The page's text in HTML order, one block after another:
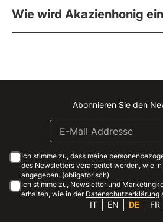
Wie wird Akazienhonig
Abonnieren Sie den
Ich stimme zu, dass meine
des Newsletters verarbeitet werden, wie
angegeben. (obligatorisch)
Ich stimme zu, Newsletter und
erhalten, wie in der Datenschutzerklärung
IT EN DE FR